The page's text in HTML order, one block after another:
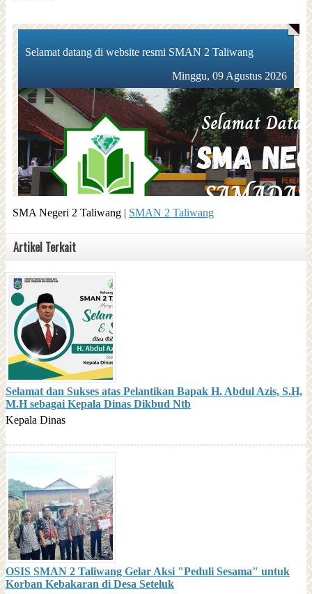
SMA Negeri 2 Taliwang | SMAN 2 Taliwang
Artikel Terkait
Selamat dan Sukses atas Pelantikan Bapak H. Abdul Azis, S.H,
M.H sebagai Kepala Dinas Dikbud Ntb
Kepala Dinas
OSIS SMAN 2 Taliwang Gelar Aksi "Peduli Sesama" untuk
Korban Kebakaran di Desa Seteluk